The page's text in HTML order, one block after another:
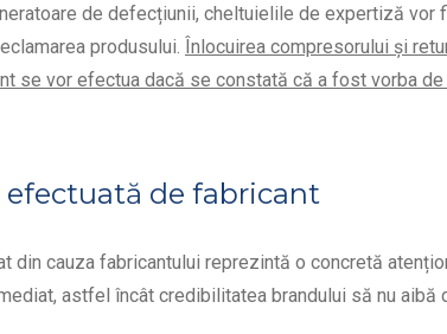
de defecțiunii, cheltuielile de expertiză vor
produsului. Înlocuirea compresorului și
se vor efectua dacă se constată că a fost vorba
efectuată de fabricant
din cauza fabricantului reprezintă o concretă
astfel încât credibilitatea brandului să nu aibă